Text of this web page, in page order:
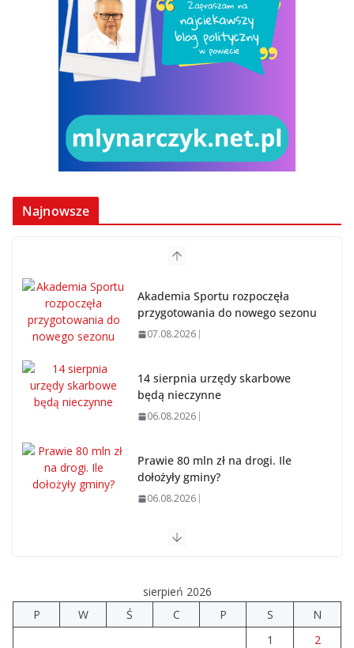
Najnowsze
Akademia Sportu rozpoczęła
przygotowania do nowego sezonu
07.08.2026
14 sierpnia urzędy skarbowe
będą nieczynne
06.08.2026
Prawie 80 mln zł na drogi. Ile
dołożyły gminy?
06.08.2026
Szkoła we Władysławowie przechodzi modernizację
Prawie 20 tys. zł dla dyrektora szpitala. Podwyżka
mimo finansowych problemów
sierpień 2026
P
W Ś C P S
N
1
2